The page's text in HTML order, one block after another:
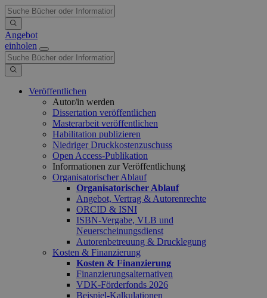
Angebot
einholen
Veröffentlichen
Autor/in werden
Dissertation veröffentlichen
Masterarbeit veröffentlichen
Habilitation publizieren
Niedriger Druckkostenzuschuss
Open Access-Publikation
Informationen zur Veröffentlichung
Organisatorischer Ablauf
Organisatorischer Ablauf
Angebot, Vertrag & Autorenrechte
ORCID & ISNI
ISBN-Vergabe, VLB und
Neuerscheinungsdienst
Autorenbetreuung & Drucklegung
Kosten & Finanzierung
Kosten & Finanzierung
Finanzierungsalternativen
VDK-Förderfonds 2026
Beispiel-Kalkulationen